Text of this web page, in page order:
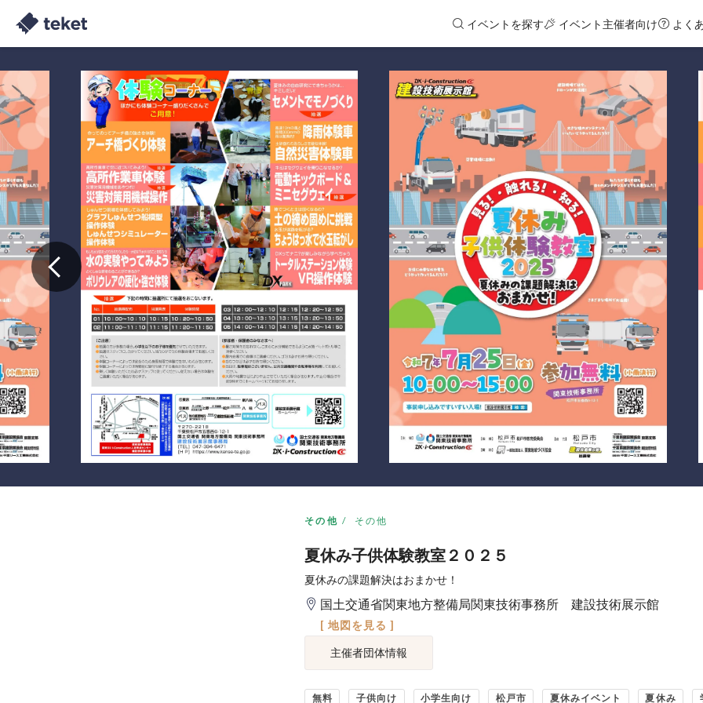
イベントを探す イベント主催者向け よく
その他 その他
夏休み子供体験教室２０２５
夏休みの課題解決はおまかせ！
国土交通省関東地方整備局関東技術事務所 建設技術展示館
[ 地図を見る ]
主催者団体情報
無料 子供向け 小学生向け 松戸市 夏休みイベント 夏休み